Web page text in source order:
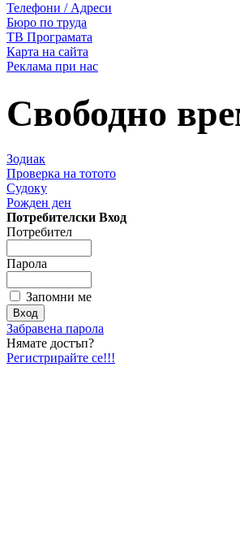
Телефони / Адреси
Бюро по труда
ТВ Програмата
Карта на сайта
Реклама при нас
Свободно
Зодиак
Проверка на тотото
Судоку
Рожден ден
Потребителски Вход
Потребител
Парола
Запомни ме
Забравена парола
Нямате достъп?
Регистрирайте се!!!